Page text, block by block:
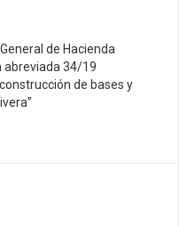
de Hacienda
abreviada 34/19
de bases y